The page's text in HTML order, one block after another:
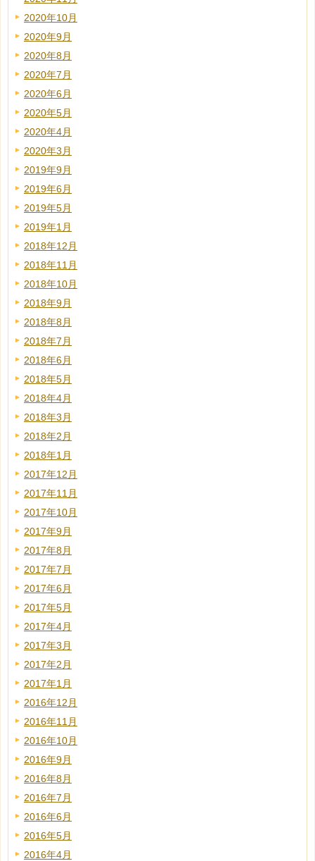
2020年10月
2020年9月
2020年8月
2020年7月
2020年6月
2020年5月
2020年4月
2020年3月
2019年9月
2019年6月
2019年5月
2019年1月
2018年12月
2018年11月
2018年10月
2018年9月
2018年8月
2018年7月
2018年6月
2018年5月
2018年4月
2018年3月
2018年2月
2018年1月
2017年12月
2017年11月
2017年10月
2017年9月
2017年8月
2017年7月
2017年6月
2017年5月
2017年4月
2017年3月
2017年2月
2017年1月
2016年12月
2016年11月
2016年10月
2016年9月
2016年8月
2016年7月
2016年6月
2016年5月
2016年4月